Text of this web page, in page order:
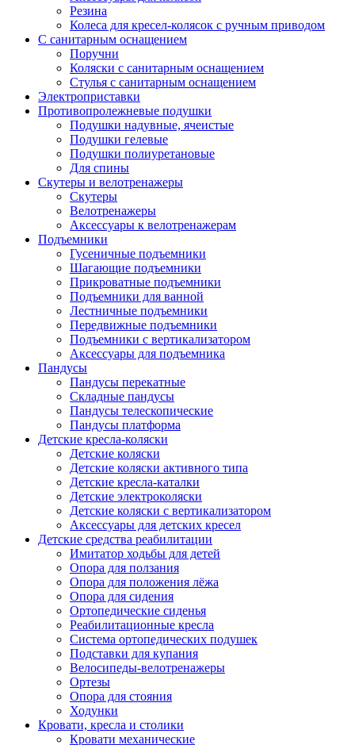
Резина
Колеса для кресел-колясок с ручным приводом
С санитарным оснащением
Поручни
Коляски с санитарным оснащением
Стулья с санитарным оснащением
Электроприставки
Противопролежневые подушки
Подушки надувные, ячеистые
Подушки гелевые
Подушки полиуретановые
Для спины
Скутеры и велотренажеры
Скутеры
Велотренажеры
Аксессуары к велотренажерам
Подъемники
Гусеничные подъемники
Шагающие подъемники
Прикроватные подъемники
Подъемники для ванной
Лестничные подъемники
Передвижные подъемники
Подъемники с вертикализатором
Аксессуары для подъемника
Пандусы
Пандусы перекатные
Складные пандусы
Пандусы телескопические
Пандусы платформа
Детские кресла-коляски
Детские коляски
Детские коляски активного типа
Детские кресла-каталки
Детские электроколяски
Детские коляски с вертикализатором
Аксессуары для детских кресел
Детские средства реабилитации
Имитатор ходьбы для детей
Опора для ползания
Опора для положения лёжа
Опора для сидения
Ортопедические сиденья
Реабилитационные кресла
Система ортопедических подушек
Подставки для купания
Велосипеды-велотренажеры
Ортезы
Опора для стояния
Ходунки
Кровати, кресла и столики
Кровати механические